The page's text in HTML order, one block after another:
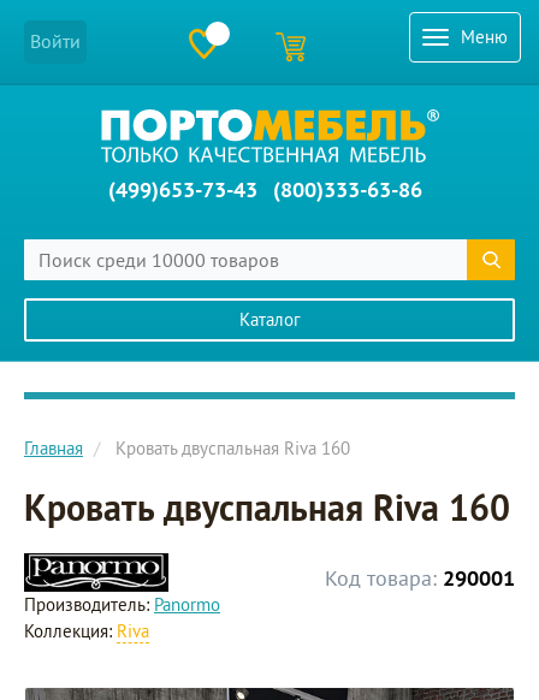
Меню
Войти
(499)653-73-43 (800)333-63-86
Каталог
Главное меню сайта
Главная Кровать двуспальная Riva 160
Кровать двуспальная Riva 160
Код товара: 290001
Производитель: Panormo
Коллекция: Riva